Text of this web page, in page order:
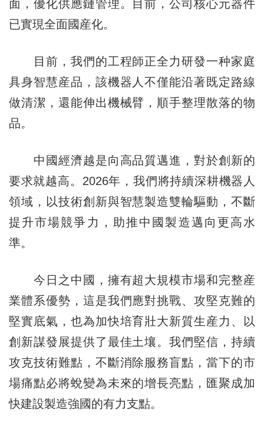
面，優化供應鏈管理。目前，公司核心元器件
已實現全面國産化。
目前，我們的工程師正全力研發一种家庭
具身智慧産品，該機器人不僅能沿著既定路線
做清潔，還能伸出機械臂，順手整理散落的物
品。
中國經濟越是向高品質邁進，對於創新的
要求就越高。2026年，我們將持續深耕機器人
領域，以技術創新與智慧製造雙輪驅動，不斷
提升市場競爭力，助推中國製造邁向更高水
準。
今日之中國，擁有超大規模市場和完整産
業體系優勢，這是我們應對挑戰、攻堅克難的
堅實底氣，也為加快培育壯大新質生産力、以
創新謀發展提供了最佳土壤。我們堅信，持續
攻克技術難點，不斷消除服務盲點，當下的市
場痛點必將蛻變為未來的增長亮點，匯聚成加
快建設製造強國的有力支點。